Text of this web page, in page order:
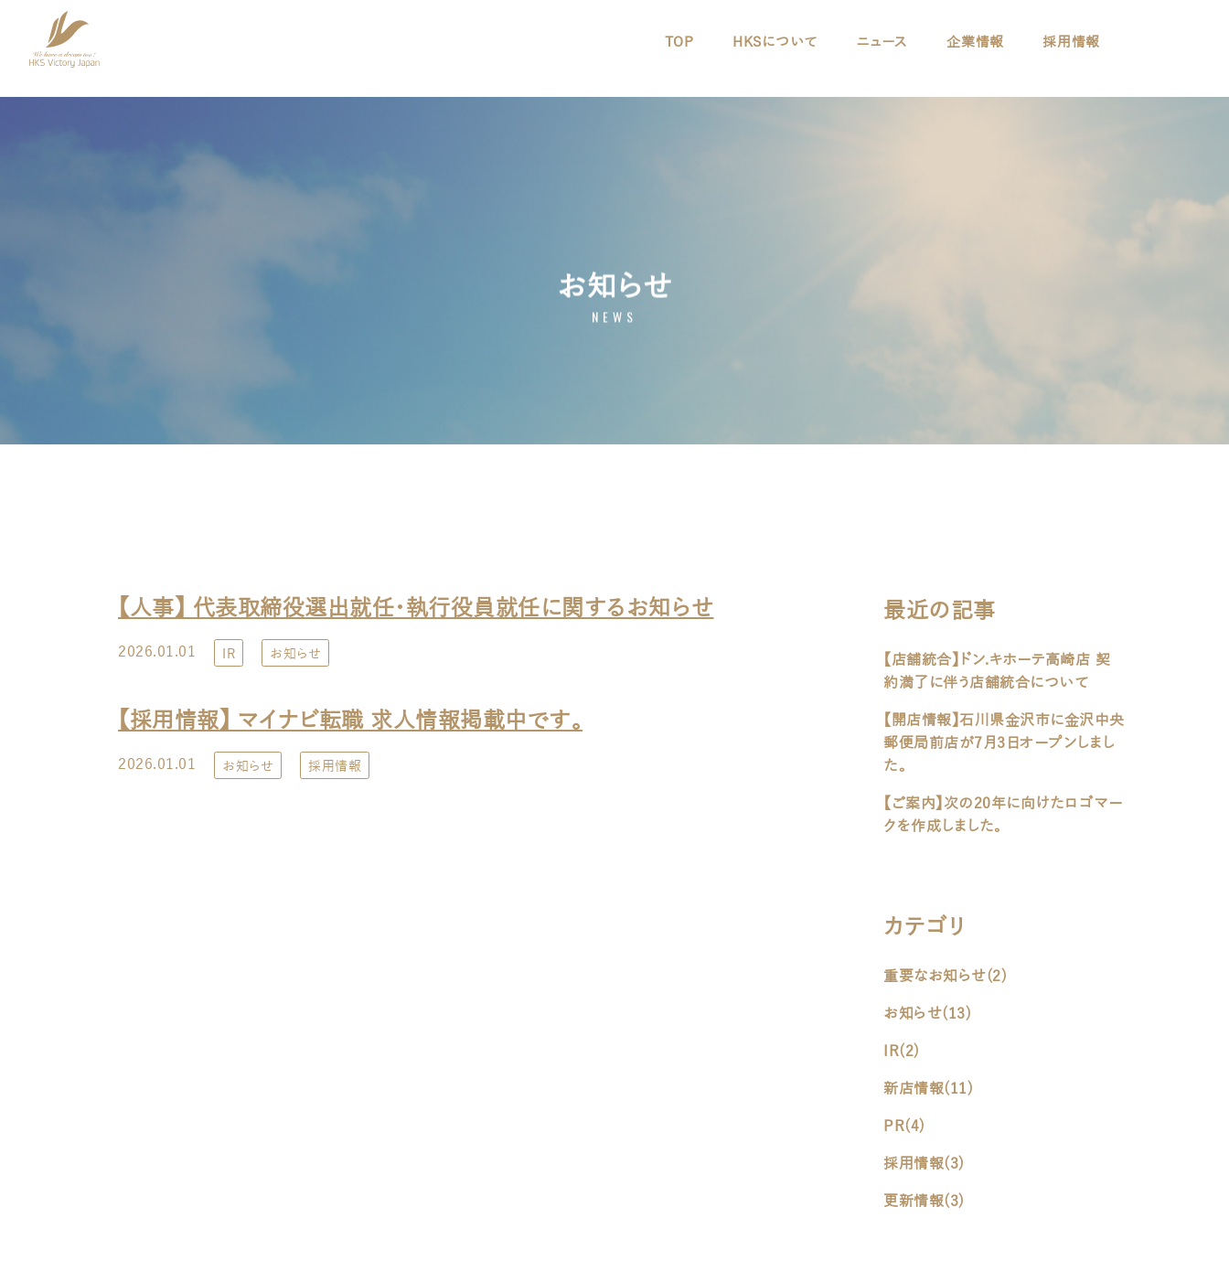
TOP HKSについて ニュース 企業情報 採用情報
お知らせ
NEWS
【人事】 代表取締役選出就任・執行役員就任に関するお知らせ
2026.01.01 IR お知らせ
【採用情報】 マイナビ転職 求人情報掲載中です。
2026.01.01 お知らせ 採用情報
最近の記事
【店舗統合】ドン.キホーテ高崎店 契
約満了に伴う店舗統合について
【開店情報】石川県金沢市に金沢中央
郵便局前店が7月3日オープンしまし
た。
【ご案内】次の20年に向けたロゴマー
クを作成しました。
カテゴリ
重要なお知らせ(2)
お知らせ(13)
IR(2)
新店情報(11)
PR(4)
採用情報(3)
更新情報(3)